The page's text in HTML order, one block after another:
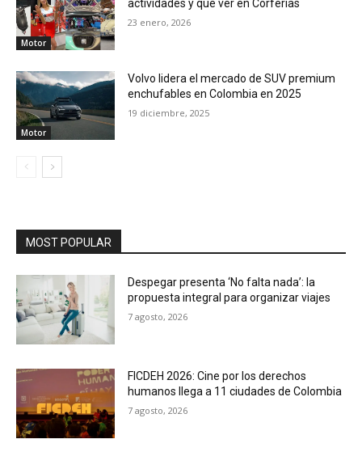
Motor
actividades y qué ver en Corferias
23 enero, 2026
Motor
Volvo lidera el mercado de SUV premium
enchufables en Colombia en 2025
19 diciembre, 2025
MOST POPULAR
Despegar presenta ‘No falta nada’: la
propuesta integral para organizar viajes
7 agosto, 2026
FICDEH 2026: Cine por los derechos
humanos llega a 11 ciudades de Colombia
7 agosto, 2026